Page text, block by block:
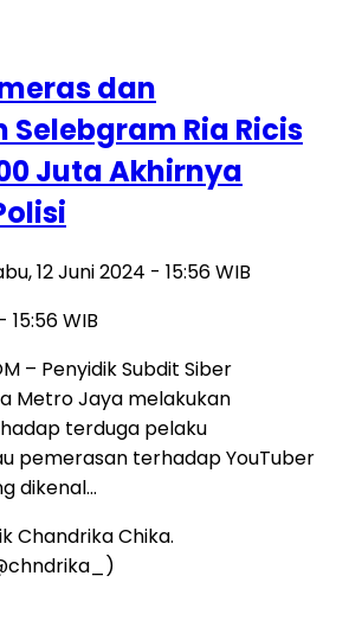
dan
Ria Ricis
Juta Akhirnya
12 Juni 2024 - 15:56 WIB
15:56 WIB
– Penyidik Subdit Siber
Metro Jaya melakukan
terduga pelaku
pemerasan terhadap YouTuber
dikenal…